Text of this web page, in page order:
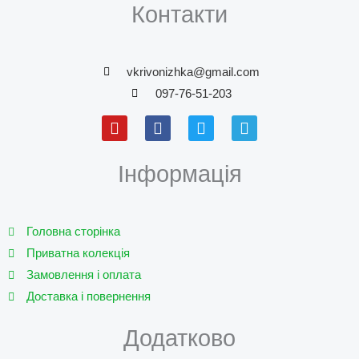
Контакти
vkrivonizhka@gmail.com
097-76-51-203
Y
o
u
F
a
c
b
T
w
i
t
T
e
l
Інформація
Головна сторінка
Приватна колекція
Замовлення і оплата
Доставка і повернення
Додатково